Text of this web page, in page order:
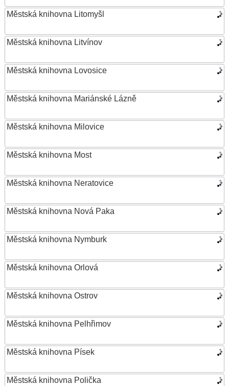
Městská knihovna Litomyšl
Městská knihovna Litvínov
Městská knihovna Lovosice
Městská knihovna Mariánské Lázně
Městská knihovna Milovice
Městská knihovna Most
Městská knihovna Neratovice
Městská knihovna Nová Paka
Městská knihovna Nymburk
Městská knihovna Orlová
Městská knihovna Ostrov
Městská knihovna Pelhřimov
Městská knihovna Písek
Městská knihovna Polička